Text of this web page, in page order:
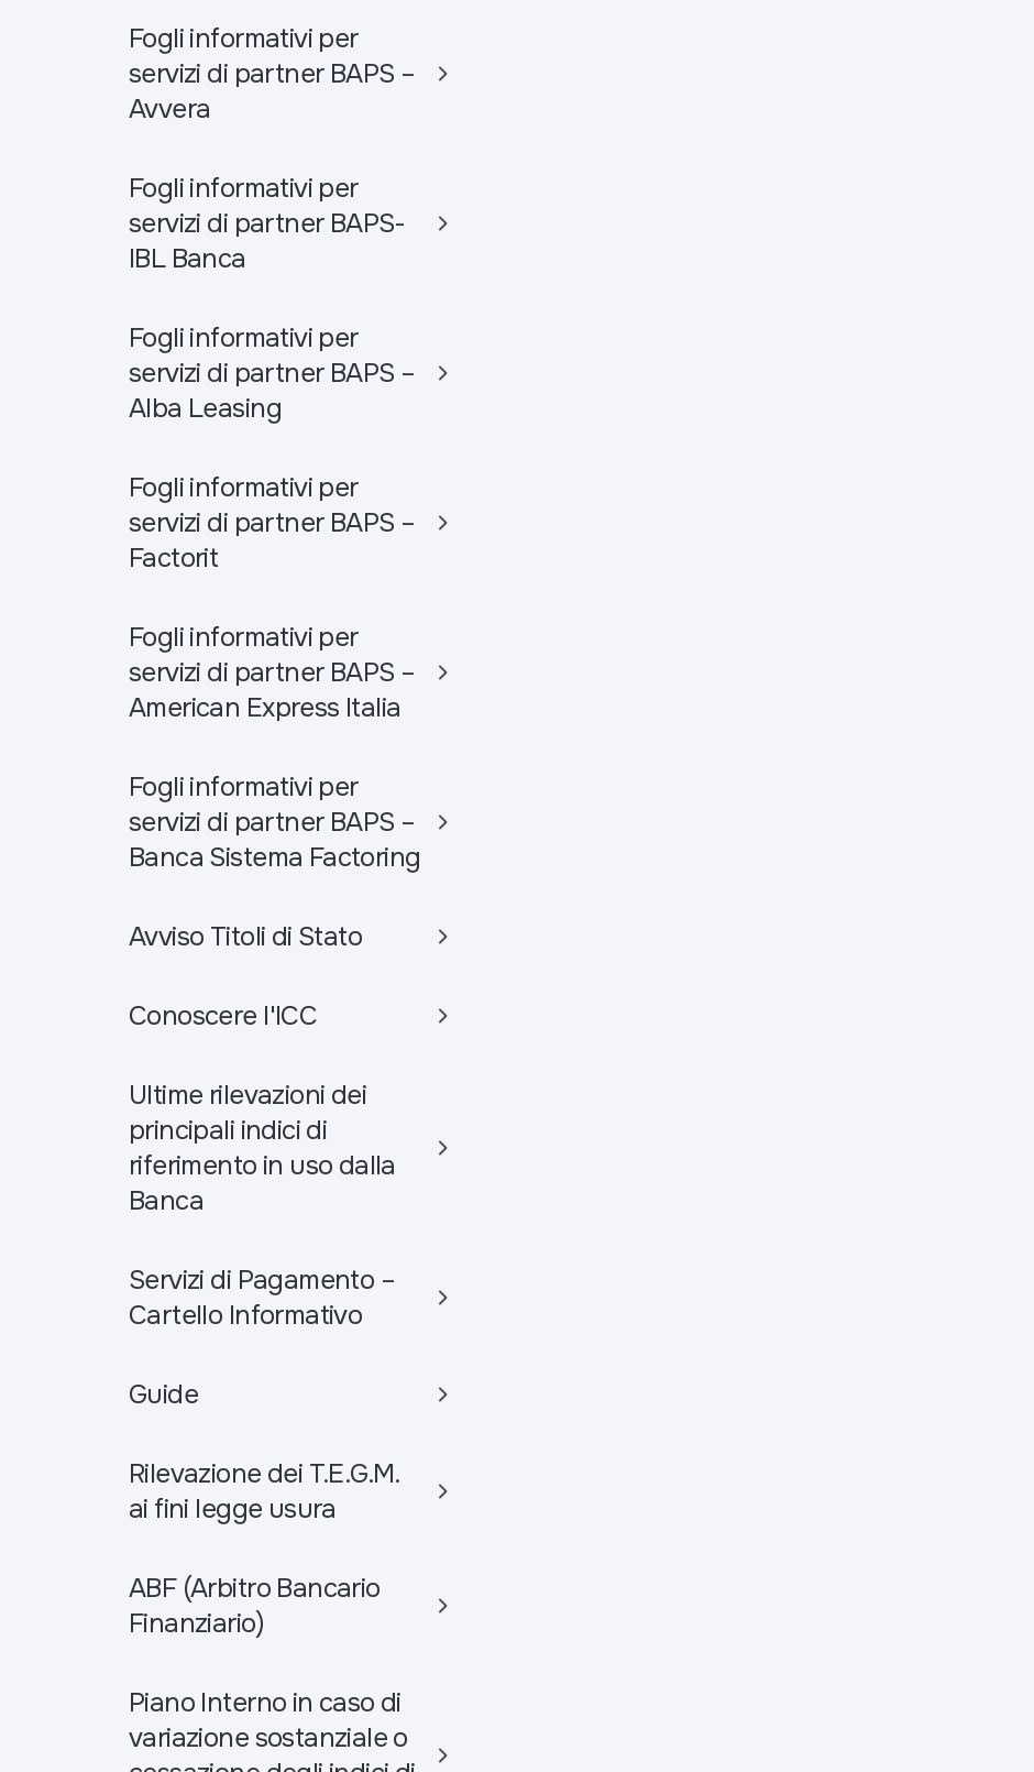
Fogli informativi per
servizi di partner BAPS –
Avvera
Fogli informativi per
servizi di partner BAPS-
IBL Banca
Fogli informativi per
servizi di partner BAPS –
Alba Leasing
Fogli informativi per
servizi di partner BAPS –
Factorit
Fogli informativi per
servizi di partner BAPS –
American Express Italia
Fogli informativi per
servizi di partner BAPS –
Banca Sistema Factoring
Avviso Titoli di Stato
Conoscere l'ICC
Ultime rilevazioni dei
principali indici di
riferimento in uso dalla
Banca
Servizi di Pagamento –
Cartello Informativo
Guide
Rilevazione dei T.E.G.M.
ai fini legge usura
ABF (Arbitro Bancario
Finanziario)
Piano Interno in caso di
variazione sostanziale o